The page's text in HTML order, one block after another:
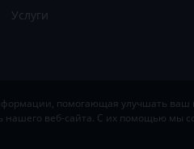
Услуги
помогающая улучшать ваш
веб-сайта. С их помощью мы